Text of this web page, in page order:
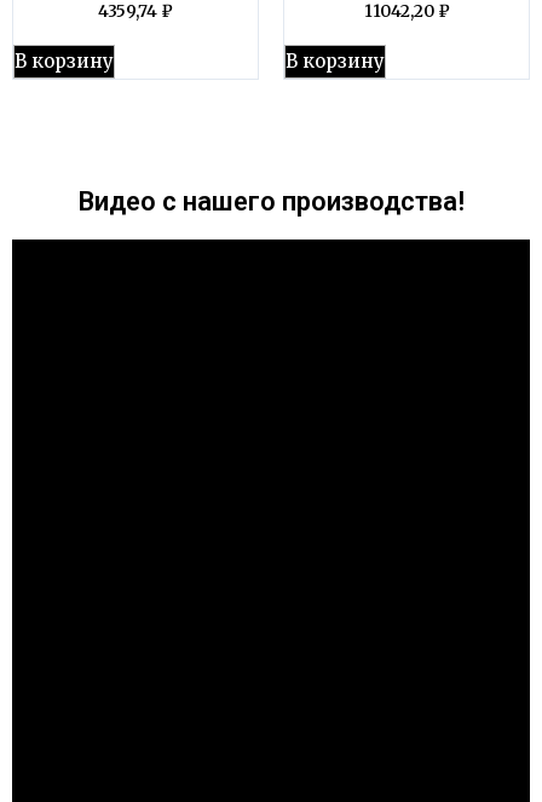
4359,74 ₽
В корзину
11042,20 ₽
В корзину
Видео с нашего производства!